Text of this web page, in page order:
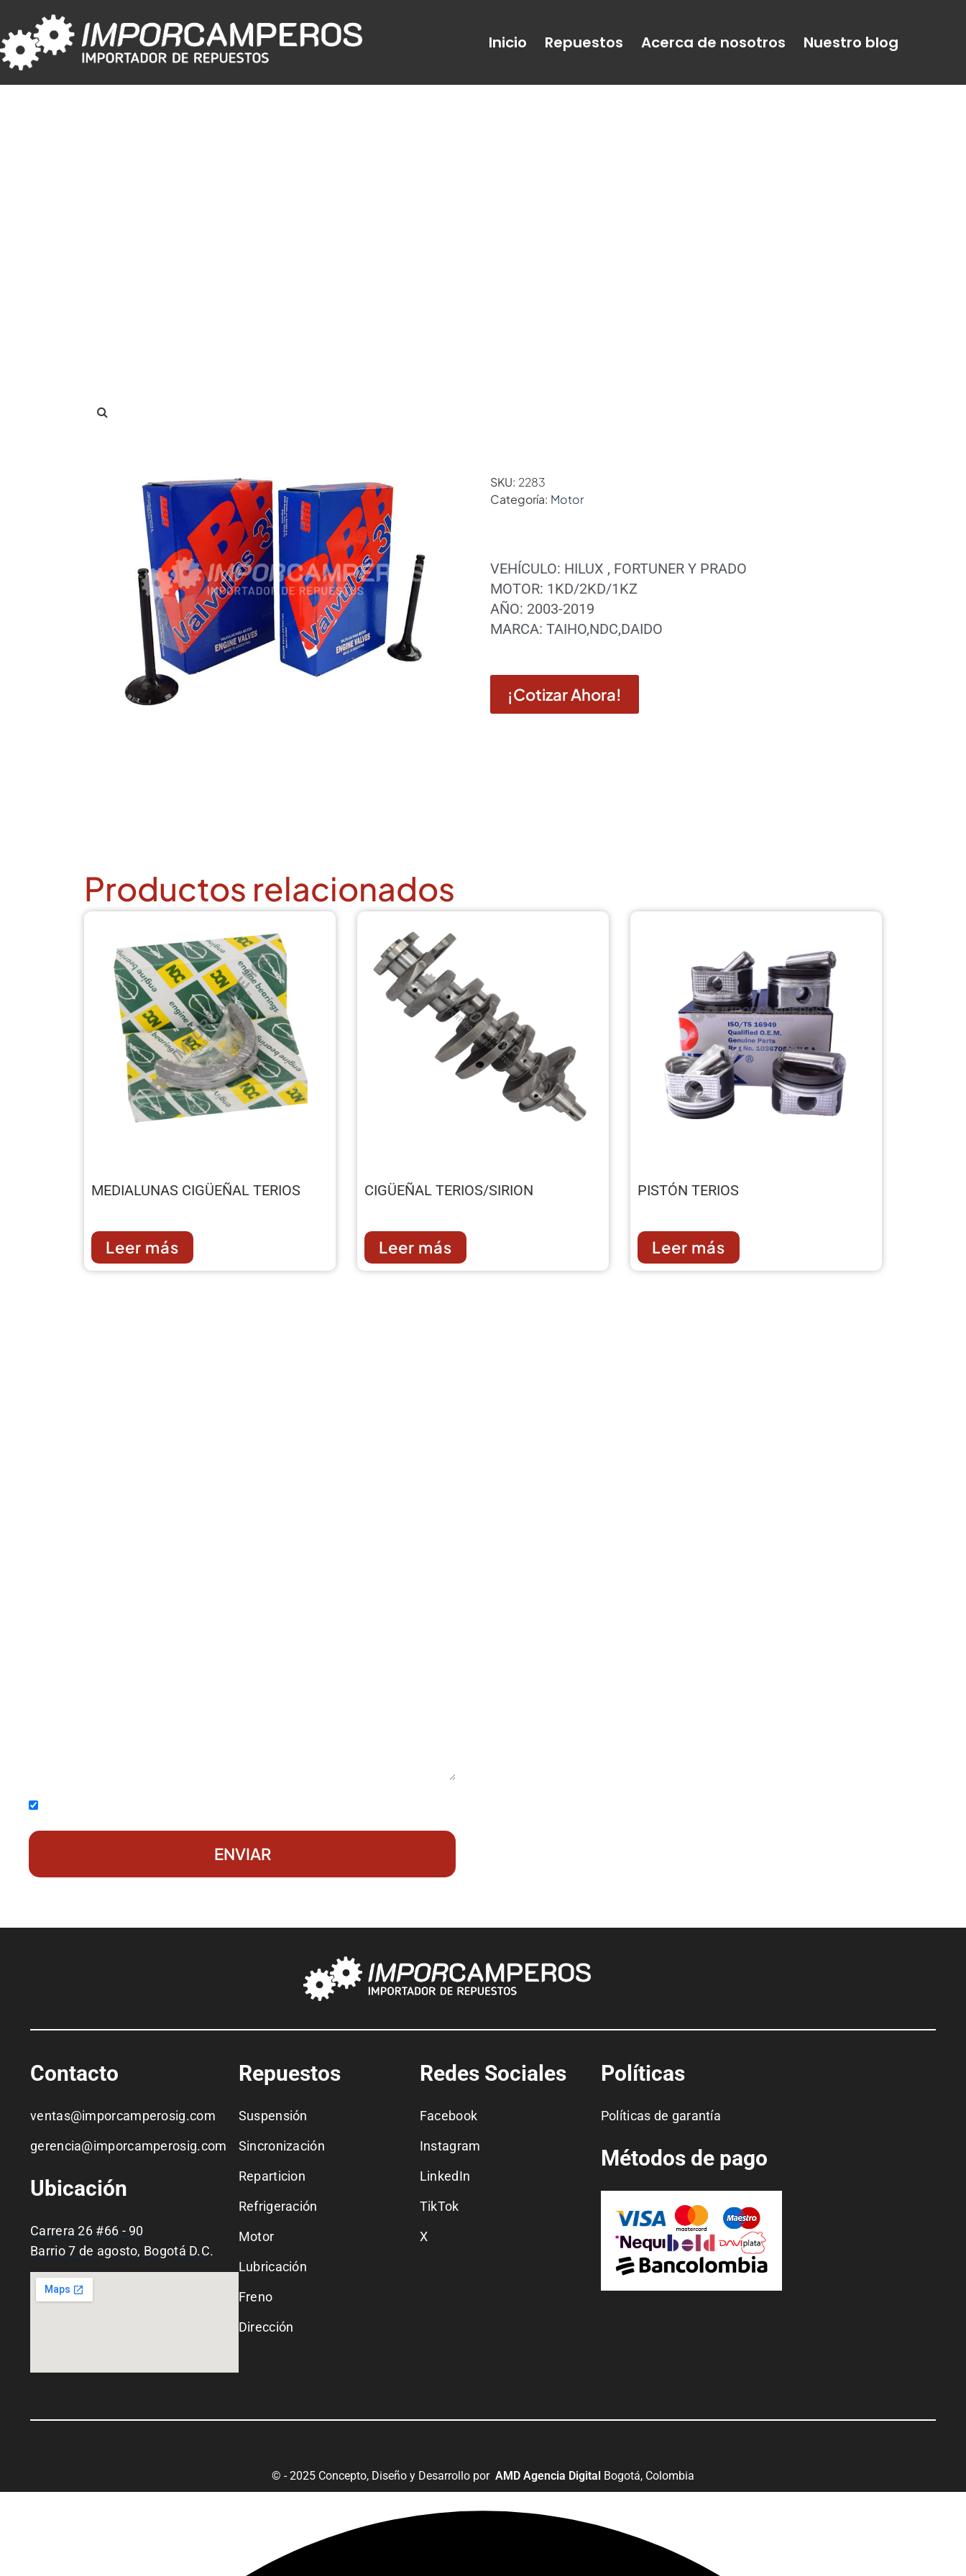
Inicio Repuestos Acerca de nosotros Nuestro blog
SKU: 2283
Categoría: Motor
VEHÍCULO: HILUX , FORTUNER Y PRADO
MOTOR: 1KD/2KD/1KZ
AÑO: 2003-2019
MARCA: TAIHO,NDC,DAIDO
¡Cotizar Ahora!
Productos relacionados
MEDIALUNAS CIGÜEÑAL TERIOS
Leer más
CIGÜEÑAL TERIOS/SIRION
Leer más
PISTÓN TERIOS
Leer más
ENVIAR
Contacto
ventas@imporcamperosig.com
gerencia@imporcamperosig.com
Ubicación
Carrera 26 #66 - 90
Barrio 7 de agosto, Bogotá D.C.
Repuestos
Suspensión
Sincronización
Reparticion
Refrigeración
Motor
Lubricación
Freno
Dirección
Redes Sociales
Facebook
Instagram
LinkedIn
TikTok
X
Políticas
Políticas de garantía
Métodos de pago
© - 2025 Concepto, Diseño y Desarrollo por AMD Agencia Digital Bogotá, Colombia